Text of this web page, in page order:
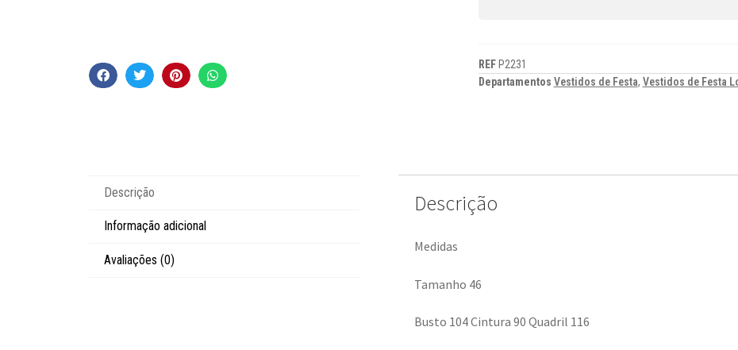
REF P2231
Departamentos Vestidos de Festa, Vestidos de Festa
Descrição
Informação adicional
Avaliações (0)
Descrição
Medidas
Tamanho 46
Busto 104 Cintura 90 Quadril 116